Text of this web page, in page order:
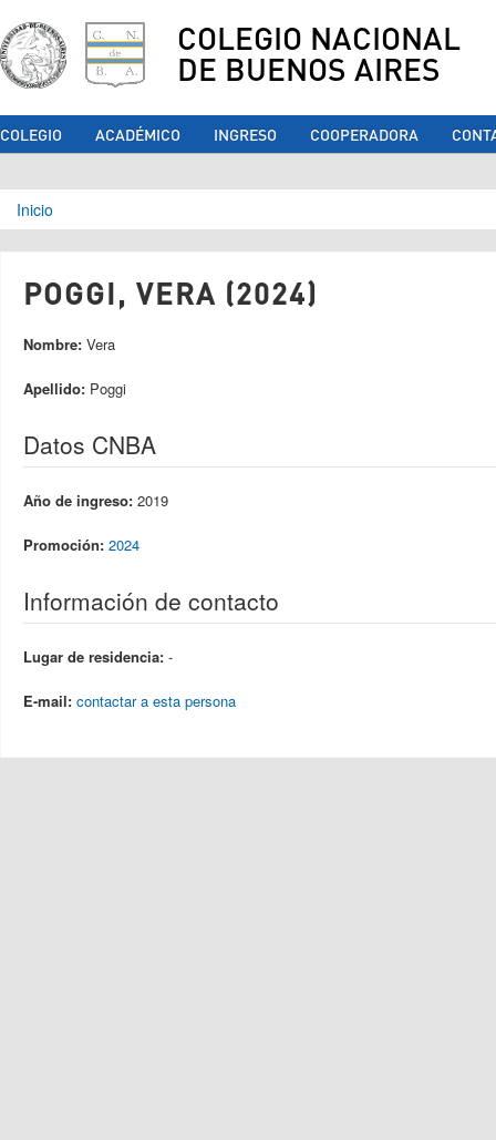
COLEGIO NACIONAL
DE BUENOS AIRES
COLEGIO ACADÉMICO INGRESO COOPERADORA
Se encuentra usted aquí
Inicio
POGGI, VERA (2024)
Nombre: Vera
Apellido: Poggi
Datos CNBA
Año de ingreso: 2019
Promoción: 2024
Información de contacto
Lugar de residencia: -
E-mail: contactar a esta persona